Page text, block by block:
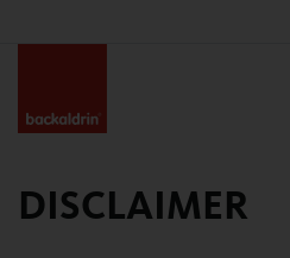
DISCLAIMER